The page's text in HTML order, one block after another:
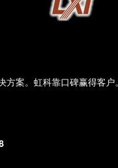
案。虹科靠口碑赢得客户。